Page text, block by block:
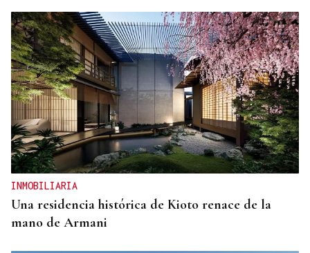
INMOBILIARIA
Una residencia histórica de Kioto renace de la
mano de Armani